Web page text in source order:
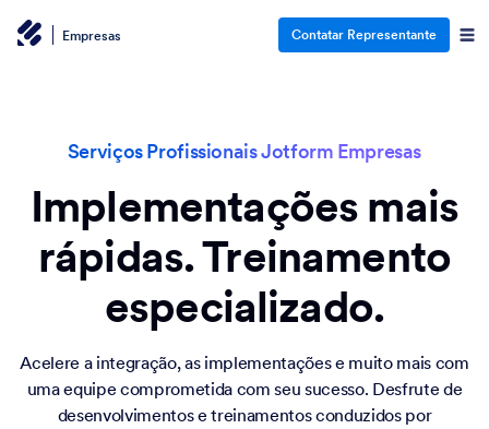
Empresas Contatar Representante
Serviços Profissionais Jotform Empresas
Implementações mais
rápidas. Treinamento
especializado.
Acelere a integração, as implementações e muito mais com
uma equipe comprometida com seu sucesso. Desfrute de
desenvolvimentos e treinamentos conduzidos por